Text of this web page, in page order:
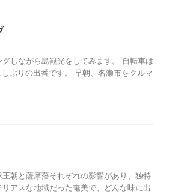
しながら島観光をしてみます。 自転車は
ぶりの出番です。 早朝、名瀬市をクルマ
朝と薩摩藩それぞれの影響があり、独特
アスな地域だった奄美で、どんな味に出